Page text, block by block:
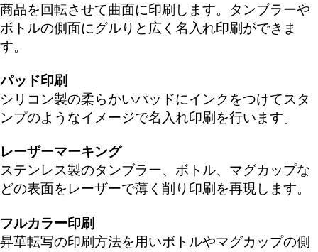
商品を回転させて曲面に印刷します。タンブラーや
ボトルの側面にグルりと広く名入れ印刷ができま
す。
パッド印刷
シリコン製の柔らかいパッドにインクをつけてスタ
ンプのようなイメージで名入れ印刷を行います。
レーザーマーキング
ステンレス製のタンブラー、ボトル、マグカップな
どの表面をレーザーで薄く削り印刷を再現します。
フルカラー印刷
昇華転写の印刷方法を用いボトルやマグカップの側